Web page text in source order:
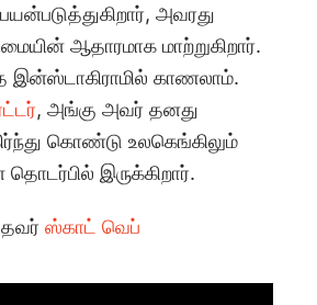
அவரது
ஆதாரமாக மாற்றுகிறார்.
இன்ஸ்டாகிராமில் காணலாம்.
, அங்கு அவர் தனது
கொண்டு உலகெங்கிலும்
இருக்கிறார்.
ஸ்காட் வெப்